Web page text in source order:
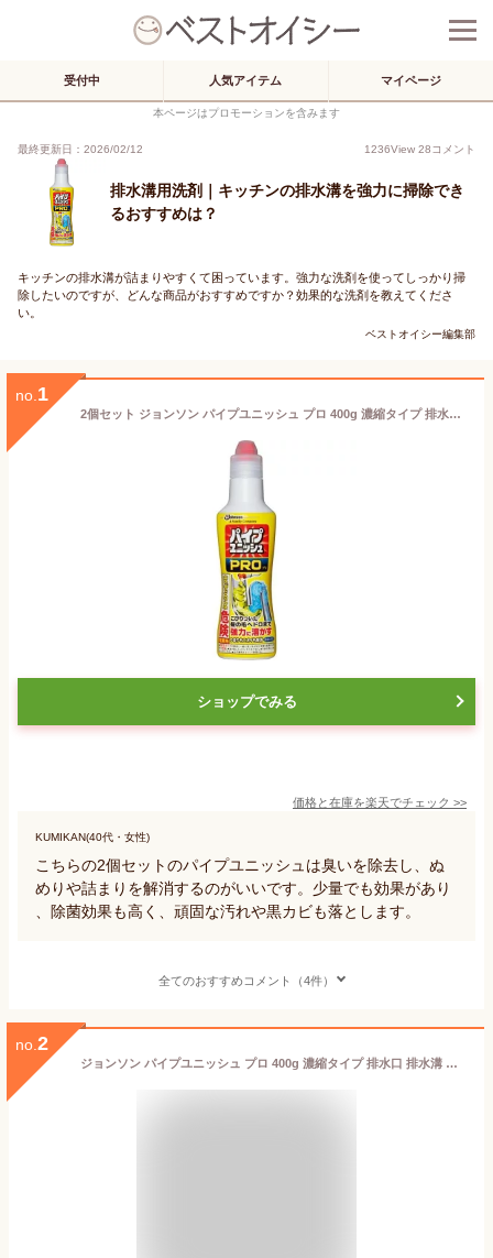
受付中 人気アイテム マイページ
本ページはプロモーションを含みます
最終更新日：2026/02/12 1236View 28コメント
排水溝用洗剤｜キッチンの排水溝を強力に掃除でき
るおすすめは？
キッチンの排水溝が詰まりやすくて困っています。強力な洗剤を使ってしっかり掃
除したいのですが、どんな商品がおすすめですか？効果的な洗剤を教えてくださ
い。
ベストオイシー編集部
no. 1
2個セット ジョンソン パイプユニッシュ プロ 400g 濃縮タイプ 排水口 排水溝 お風呂 浴室 洗面所 キッチン 洗剤 詰まり つまり 消臭 ジェルタイプ 強力 コンパクト ニオイを消臭するパイプ洗浄剤 少量タイプのコンパクトボトル エコ 髪の毛 石鹸カス 黒カビ ガンコ汚れ
ショップでみる
価格と在庫を楽天でチェック >>
KUMIKAN(40代・女性)
こちらの2個セットのパイプユニッシュは臭いを除去し、ぬ
めりや詰まりを解消するのがいいです。少量でも効果があり
、除菌効果も高く、頑固な汚れや黒カビも落とします。
全てのおすすめコメント（4件）
no. 2
ジョンソン パイプユニッシュ プロ 400g 濃縮タイプ 排水口 排水溝 お風呂 浴室 洗面所 キッチン 洗剤 詰まり つまり 消臭 ジェル 強力 コンパクト ニオイを消臭するパイプ洗浄剤 少量タイプのコンパクトボトル 台所 厨房 防水バン 髪の毛 ヘドロ 石鹸カス 清潔 ニオイ対策